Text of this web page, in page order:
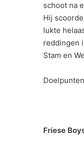
schoot na
Hij
lukte
reddingen
Stam en
Friese